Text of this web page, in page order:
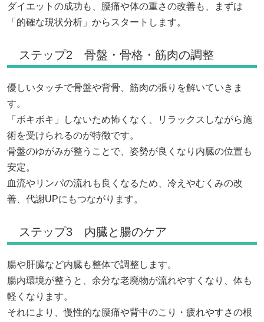
ダイエットの成功も、腰痛や体の重さの改善も、まずは
「的確な現状分析」からスタートします。
ステップ2 骨盤・骨格・筋肉の調整
優しいタッチで骨盤や背骨、筋肉の張りを解いていきま
す。
「ボキボキ」しないため怖くなく、リラックスしながら施
術を受けられるのが特徴です。
骨盤のゆがみが整うことで、姿勢が良くなり内臓の位置も
安定。
血流やリンパの流れも良くなるため、冷えやむくみの改
善、代謝UPにもつながります。
ステップ3 内臓と腸のケア
腸や肝臓など内臓も整体で調整します。
腸内環境が整うと、余分な老廃物が流れやすくなり、体も
軽くなります。
それにより、慢性的な腰痛や背中のこり・疲れやすさの根